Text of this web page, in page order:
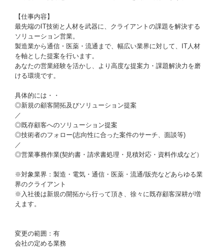
【仕事内容】
最先端のIT技術と人材を武器に、クライアントの課題を解決する
ソリューション営業。
製造業から通信・医薬・流通まで、幅広い業界に対して、IT人材
を軸とした提案を行います。
あなたの営業経験を活かし、より高度な提案力・課題解決力を磨
ける環境です。
具体的には・・
◎新規の顧客開拓及びソリューション提案
／
◎既存顧客へのソリューション提案
◎技術者のフォロー(志向性に合った案件のサーチ、面談等)
／
◎営業事務作業(契約書・請求書処理・⾒積対応・資料作成など）
※対象業界：製造・電気・通信・医薬・流通/販売などあらゆる業
界のクライアント
※入社後は新規の開拓から行って頂き、徐々に既存顧客深耕が増
えます。
変更の範囲：有
会社の定める業務